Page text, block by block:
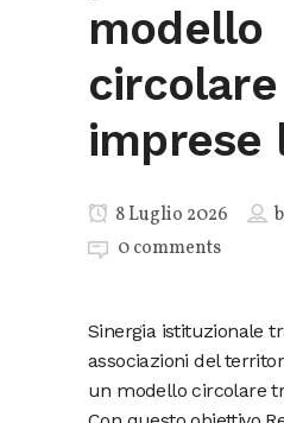
modello
imprese
8 Luglio 2026
0 comments
Sinergia istituzionale
associazioni del
un modello circolare